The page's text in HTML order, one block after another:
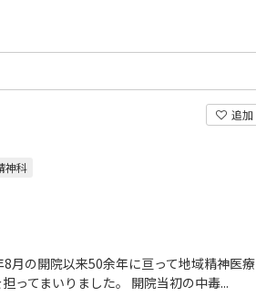
追加
神科
月の開院以来50余年に亘って地域精神医療
ってまいりました。 開院当初の中毒...